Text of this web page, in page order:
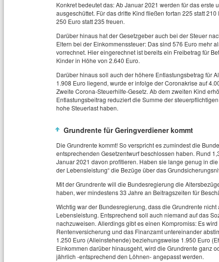
Konkret bedeutet das: Ab Januar 2021 werden für das erste
ausgeschüttet. Für das dritte Kind fließen fortan 225 statt
250 Euro statt 235 freuen.
Darüber hinaus hat der Gesetzgeber auch bei der Steuer
Eltern bei der Einkommenssteuer: Das sind 576 Euro mehr
vorrechnet. Hier eingerechnet ist bereits ein Freibetrag für
Kinder in Höhe von 2.640 Euro.
Darüber hinaus soll auch der höhere Entlastungsbetrag für
1.908 Euro liegend, wurde er infolge der Coronakrise auf
Zweite Corona-Steuerhilfe-Gesetz. Ab dem zweiten Kind
Entlastungsbeitrag reduziert die Summe der
hohe Steuerlast haben.
Grundrente für Geringverdiener kommt
Die Grundrente kommt! So verspricht es zumindest die
entsprechenden Gesetzentwurf beschlossen haben. Rund
Januar 2021 davon profitieren. Haben sie lange genug in
der Lebensleistung“ die Bezüge über das
Mit der Grundrente will die Bundesregierung die
haben, wer mindestens 33 Jahre an Beitragszeiten für
Wichtig war der Bundesregierung, dass die Grundrente
Lebensleistung. Entsprechend soll auch niemand auf das
nachzuweisen. Allerdings gibt es einen Kompromiss: Es
Rentenversicherung und das Finanzamt untereinander
1.250 Euro (Alleinstehende) beziehungsweise 1.950 Euro
Einkommen darüber hinausgeht, wird die Grundrente ganz
jährlich -entsprechend den Löhnen- angepasst werden.